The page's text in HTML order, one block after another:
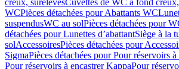
creux, surélevésCuvettes de WC à fond
WCPièces détachées pour Abattants WC
suspendusWC au solPièces détachées pour
détachées pour Lunettes d’abattantSiège à la
solAccessoiresPièces détachées pour
SigmaPièces détachées pour Pour réservoirs
Pour réservoirs à encastrer KappaPour